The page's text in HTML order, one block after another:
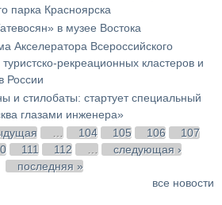
парка Красноярска
в музее Востока
Акселератора Всероссийского
рекреационных кластеров и
России
и стилобаты: стартует специальный
глазами инженера»
104 105 106
107
111 112
следующая ›
последняя »
все новости